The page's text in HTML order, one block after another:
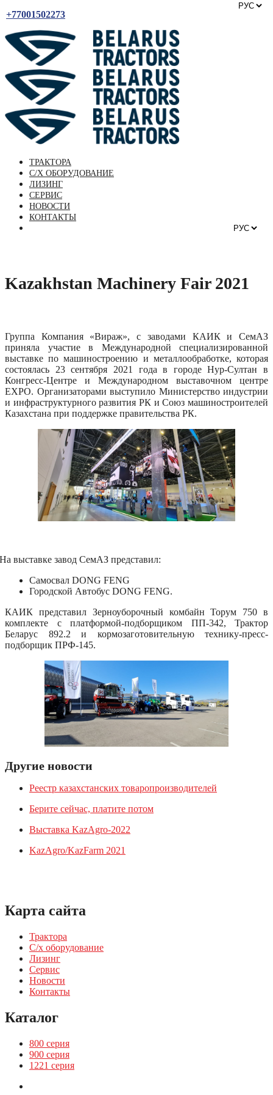
ТРАКТОРА
С/Х ОБОРУДОВАНИЕ
ЛИЗИНГ
СЕРВИС
НОВОСТИ
КОНТАКТЫ
+77001502273
Kazakhstan Machinery Fair 2021
Группа Компания «Вираж», с заводами КАИК и СемАЗ
приняла участие в Международной специализированной
выставке по машиностроению и металлообработке, которая
состоялась 23 сентября 2021 года в городе Нур-Султан в
Конгресс-Центре и Международном выставочном центре
EXPO. Организаторами выступило Министерство индустрии
и инфраструктурного развития РК и Союз машиностроителей
Казахстана при поддержке правительства РК.
выставке завод СемАЗ представил:
Самосвал DONG FENG
Городской Автобус DONG FENG.
КАИК представил Зерноуборочный комбайн Торум 750 в
комплекте с платформой-подборщиком ПП-342, Трактор
Беларус 892.2 и кормозаготовительную технику-пресс-
подборщик ПРФ-145.
Другие новости
Реестр казахстанских товаропроизводителей
Берите сейчас, платите потом
Выставка KazAgro-2022
KazAgro/KazFarm 2021
Карта сайта
Трактора
С/х оборудование
Лизинг
Сервис
Новости
Контакты
Каталог
800 серия
900 серия
1221 серия